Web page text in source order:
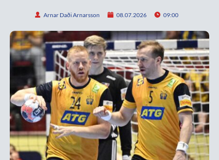
Arnar Daði Arnarsson 08.07.2026 09:00